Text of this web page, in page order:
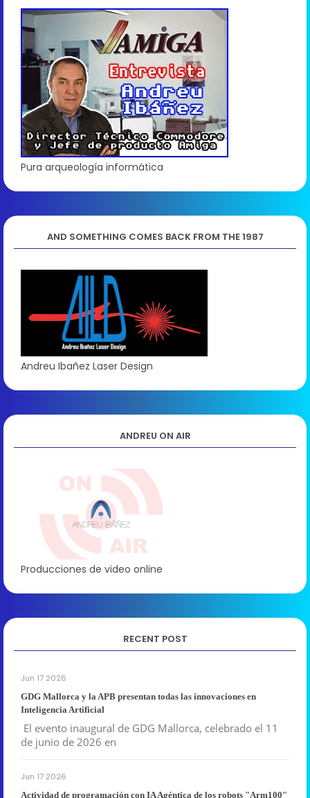
Pura arqueología informática
AND SOMETHING COMES BACK FROM THE 1987
Andreu Ibañez Laser Design
ANDREU ON AIR
Producciones de video online
RECENT POST
Jun 17 2026
GDG Mallorca y la APB presentan todas las innovaciones en
Inteligencia Artificial
El evento inaugural de GDG Mallorca, celebrado el 11
de junio de 2026 en
Jun 17 2026
Actividad de programación con IA Agéntica de los robots "Arm100"